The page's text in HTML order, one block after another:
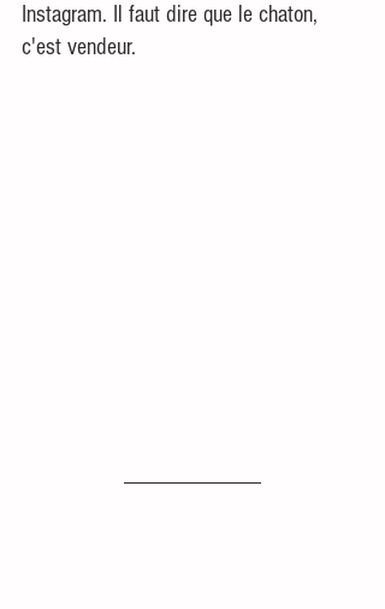
Instagram. Il faut dire que le chaton,
c'est vendeur.